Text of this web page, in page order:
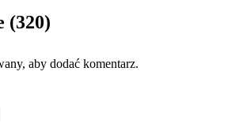
(320)
aby dodać komentarz.